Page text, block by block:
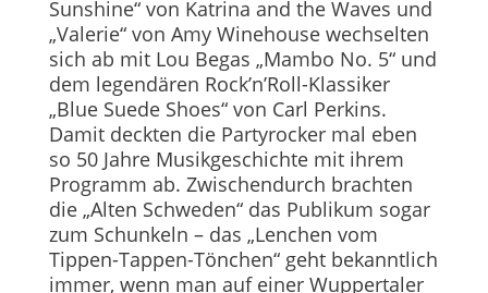
Sunshine“ von Katrina and the Waves und
„Valerie“ von Amy Winehouse wechselten
sich ab mit Lou Begas „Mambo No. 5“ und
dem legendären Rock’n’Roll-Klassiker
„Blue Suede Shoes“ von Carl Perkins.
Damit deckten die Partyrocker mal eben
so 50 Jahre Musikgeschichte mit ihrem
Programm ab. Zwischendurch brachten
die „Alten Schweden“ das Publikum sogar
zum Schunkeln – das „Lenchen vom
Tippen-Tappen-Tönchen“ geht bekanntlich
immer, wenn man auf einer Wuppertaler